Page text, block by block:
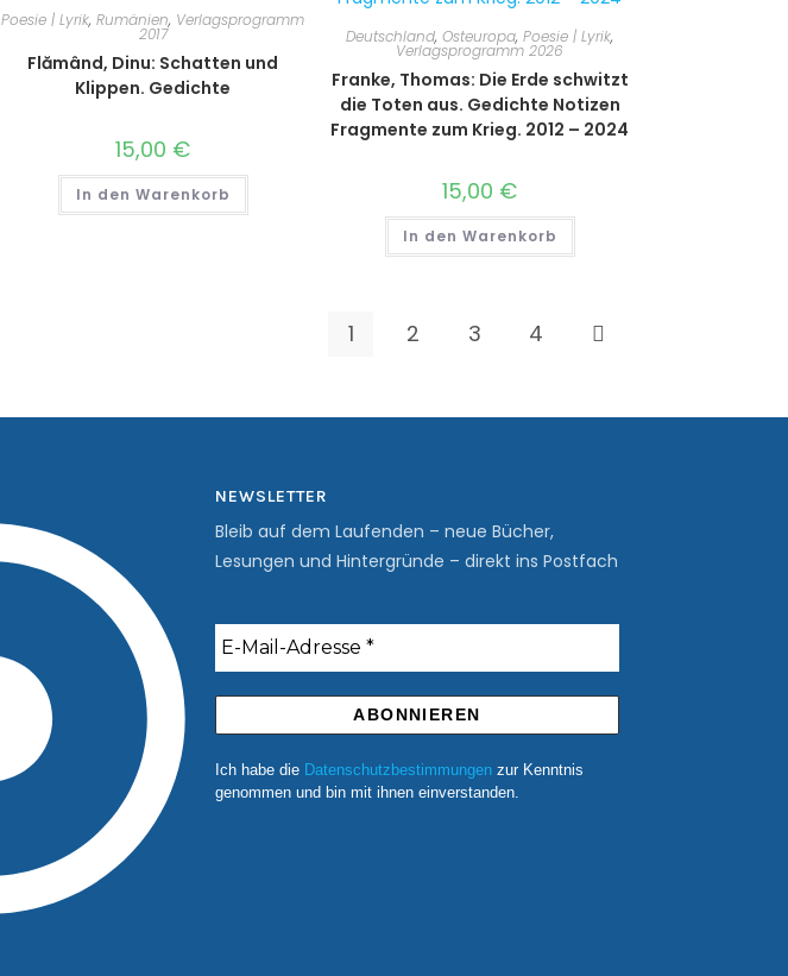
Poesie | Lyrik, Rumänien, Verlagsprogramm
2017
Flămând, Dinu: Schatten und
Klippen. Gedichte
15,00 €
In den Warenkorb
Deutschland, Osteuropa, Poesie | Lyrik,
Verlagsprogramm 2026
Franke, Thomas: Die Erde schwitzt
die Toten aus. Gedichte Notizen
Fragmente zum Krieg. 2012 – 2024
15,00 €
In den Warenkorb
1 2 3 4
NEWSLETTER
Bleib auf dem Laufenden – neue Bücher,
Lesungen und Hintergründe – direkt ins Postfach
Ich habe die Datenschutzbestimmungenzur Kenntnis
genommen und bin mit ihnen einverstanden.